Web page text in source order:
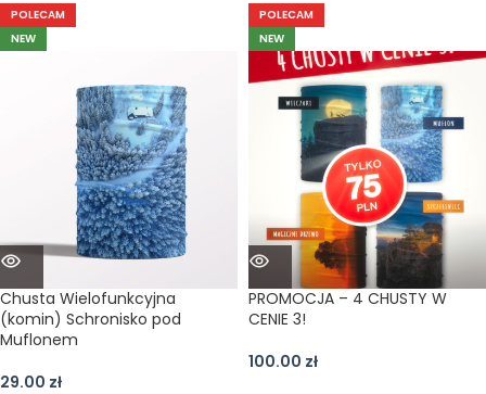
POLECAM
NEW
Chusta Wielofunkcyjna
(komin) Schronisko pod
Muflonem
29.00 zł
POLECAM
NEW
PROMOCJA – 4 CHUSTY W
CENIE 3!
100.00 zł